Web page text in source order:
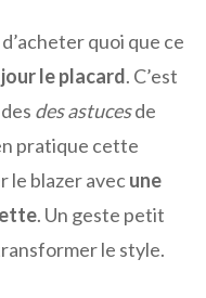
quoi que ce
le placard. C’est
des astucesde
pratique cette
le blazer avecune
. Un geste petit
le style.